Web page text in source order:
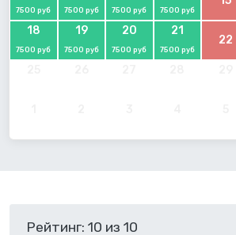
7500 руб 7500 руб 7500 руб 7500 руб
18
7500 руб
19
7500 руб
20
7500 руб
21
7500 руб
22
Рейтинг: 10 из 10